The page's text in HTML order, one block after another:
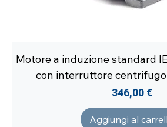
Motore a induzione standard
con interruttore
Prezzo
346,00 €
Aggiungi al